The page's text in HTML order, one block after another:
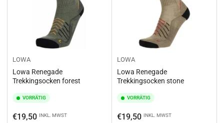
LOWA
Lowa Renegade
Trekkingsocken forest
VORRÄTIG
Normaler
€19,50 INKL. MWST
LOWA
Lowa Renegade
Trekkingsocken stone
VORRÄTIG
Normaler
€19,50 INKL. MWST